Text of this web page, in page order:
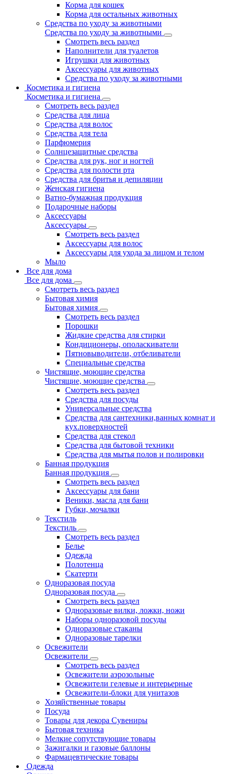
Корма для кошек
Корма для остальных животных
Средства по уходу за животными
Средства по уходу за животными
Смотреть весь раздел
Наполнители для туалетов
Игрушки для животных
Аксессуары для животных
Средства по уходу за животными
Косметика и гигиена
Косметика и гигиена
Смотреть весь раздел
Средства для лица
Средства для волос
Средства для тела
Парфюмерия
Солнцезащитные средства
Средства для рук, ног и ногтей
Средства для полости рта
Средства для бритья и депиляции
Женская гигиена
Ватно-бумажная продукция
Подарочные наборы
Аксессуары
Аксессуары
Смотреть весь раздел
Аксессуары для волос
Аксессуары для ухода за лицом и телом
Мыло
Все для дома
Все для дома
Смотреть весь раздел
Бытовая химия
Бытовая химия
Смотреть весь раздел
Порошки
Жидкие средства для стирки
Кондиционеры, ополаскиватели
Пятновыводители, отбеливатели
Специальные средства
Чистящие, моющие средства
Чистящие, моющие средства
Смотреть весь раздел
Средства для посуды
Универсальные средства
Средства для сантехники,ванных комнат и
кух.поверхностей
Средства для стекол
Средства для бытовой техники
Средства для мытья полов и полировки
Банная продукция
Банная продукция
Смотреть весь раздел
Аксессуары для бани
Веники, масла для бани
Губки, мочалки
Текстиль
Текстиль
Смотреть весь раздел
Белье
Одежда
Полотенца
Скатерти
Одноразовая посуда
Одноразовая посуда
Смотреть весь раздел
Одноразовые вилки, ложки, ножи
Наборы одноразовой посуды
Одноразовые стаканы
Одноразовые тарелки
Освежители
Освежители
Смотреть весь раздел
Освежители аэрозольные
Освежители гелевые и интерьерные
Освежители-блоки для унитазов
Хозяйственные товары
Посуда
Товары для декора Сувениры
Бытовая техника
Мелкие сопутствующие товары
Зажигалки и газовые баллоны
Фармацевтические товары
Одежда